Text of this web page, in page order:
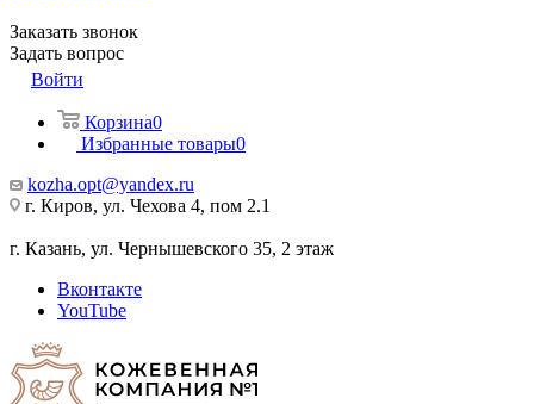
Заказать звонок
Задать вопрос
Войти
Корзина0
Избранные товары0
kozha.opt@yandex.ru
г. Киров, ул. Чехова 4, пом 2.1
г. Казань, ул. Чернышевского 35, 2 этаж
Вконтакте
YouTube